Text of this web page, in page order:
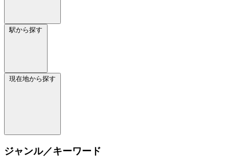
駅から探す
現在地から探す
ジャンル／キーワード